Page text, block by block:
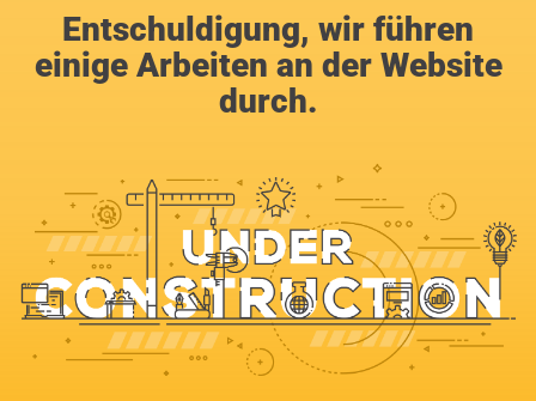
Entschuldigung, wir führen
einige Arbeiten an der Website
durch.